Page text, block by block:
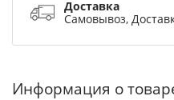
Доставка
Самовывоз,
Информация о